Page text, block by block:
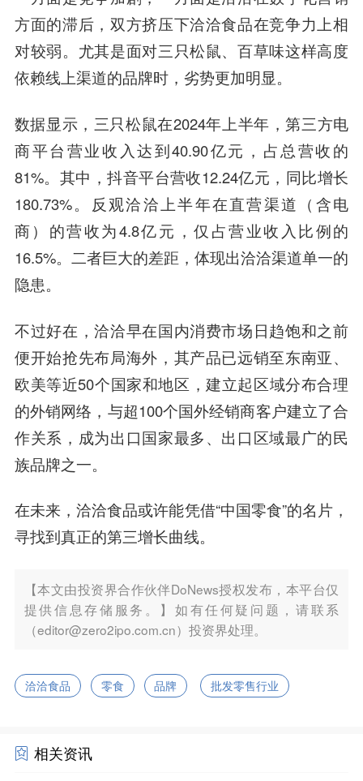
方面的滞后，双方挤压下洽洽食品在竞争力上相
对较弱。尤其是面对三只松鼠、百草味这样高度
依赖线上渠道的品牌时，劣势更加明显。
数据显示，三只松鼠在2024年上半年，第三方电
商平台营业收入达到40.90亿元，占总营收的
81%。其中，抖音平台营收12.24亿元，同比增长
180.73%。反观洽洽上半年在直营渠道（含电
商）的营收为4.8亿元，仅占营业收入比例的
16.5%。二者巨大的差距，体现出洽洽渠道单一的
隐患。
不过好在，洽洽早在国内消费市场日趋饱和之前
便开始抢先布局海外，其产品已远销至东南亚、
欧美等近50个国家和地区，建立起区域分布合理
的外销网络，与超100个国外经销商客户建立了合
作关系，成为出口国家最多、出口区域最广的民
族品牌之一。
在未来，洽洽食品或许能凭借“中国零食”的名片，
寻找到真正的第三增长曲线。
【本文由投资界合作伙伴DoNews授权发布，本平台仅
提供信息存储服务。】如有任何疑问题，请联系
（editor@zero2ipo.com.cn）投资界处理。
洽洽食品 零食 品牌 批发零售行业
相关资讯